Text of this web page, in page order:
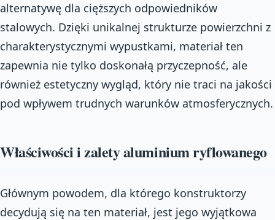
alternatywę dla cięższych odpowiedników
stalowych. Dzięki unikalnej strukturze powierzchni z
charakterystycznymi wypustkami, materiał ten
zapewnia nie tylko doskonałą przyczepność, ale
również estetyczny wygląd, który nie traci na jakości
pod wpływem trudnych warunków atmosferycznych.
Właściwości i zalety aluminium ryflowanego
Głównym powodem, dla którego konstruktorzy
decydują się na ten materiał, jest jego wyjątkowa